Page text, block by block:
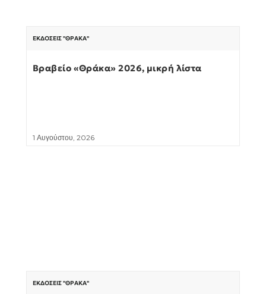
ΕΚΔΌΣΕΙΣ "ΘΡΆΚΑ"
Βραβείο «Θράκα» 2026, μικρή λίστα
1 Αυγούστου, 2026
ΕΚΔΌΣΕΙΣ "ΘΡΆΚΑ"